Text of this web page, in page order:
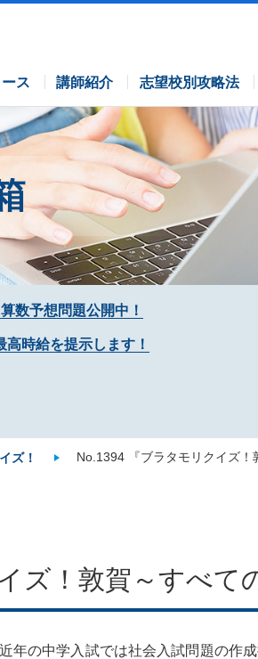
ス 講師紹介 志望校別攻略法
数予想問題公開中！
時給を提示します！
ズ！ No.1394 『ブラタモリクイズ！
ズ！敦賀～すべて
の中学入試では社会入試問題の作